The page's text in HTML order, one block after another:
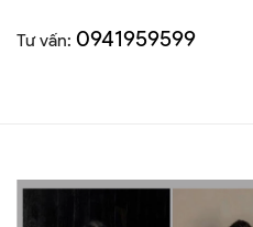
Tư vấn: 0941959599